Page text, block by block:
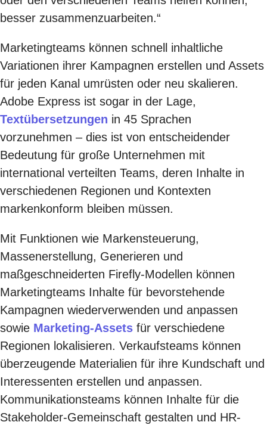
besser zusammenzuarbeiten.“
Marketingteams können schnell inhaltliche
Variationen ihrer Kampagnen erstellen und Assets
für jeden Kanal umrüsten oder neu skalieren.
Adobe Express ist sogar in der Lage,
Textübersetzungen in 45 Sprachen
vorzunehmen – dies ist von entscheidender
Bedeutung für große Unternehmen mit
international verteilten Teams, deren Inhalte in
verschiedenen Regionen und Kontexten
markenkonform bleiben müssen.
Mit Funktionen wie Markensteuerung,
Massenerstellung, Generieren und
maßgeschneiderten Firefly-Modellen können
Marketingteams Inhalte für bevorstehende
Kampagnen wiederverwenden und anpassen
sowie Marketing-Assets für verschiedene
Regionen lokalisieren. Verkaufsteams können
überzeugende Materialien für ihre Kundschaft und
Interessenten erstellen und anpassen.
Kommunikationsteams können Inhalte für die
Stakeholder-Gemeinschaft gestalten und HR-